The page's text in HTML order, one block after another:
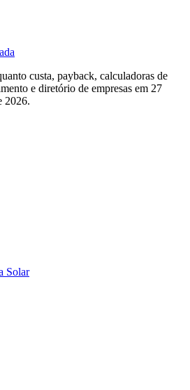
custa, payback, calculadoras de
e diretório de empresas em 27
2026.
Solar